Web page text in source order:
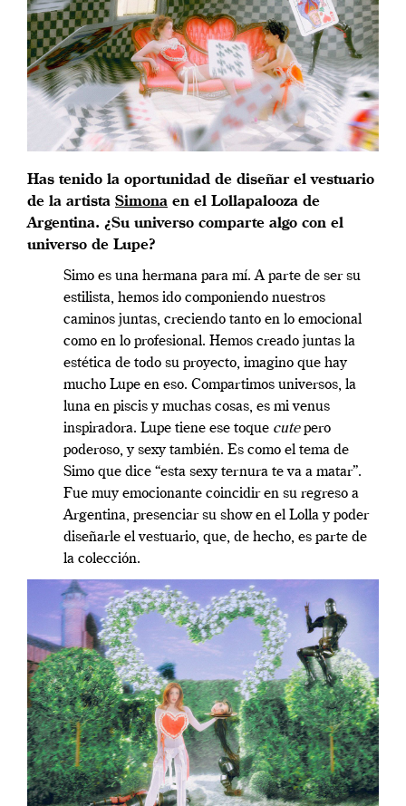
Has tenido la oportunidad de diseñar el vestuario
de la artista Simona en el Lollapalooza de
Argentina. ¿Su universo comparte algo con el
universo de Lupe?
Simo es una hermana para mí. A parte de ser su
estilista, hemos ido componiendo nuestros
caminos juntas, creciendo tanto en lo emocional
como en lo profesional. Hemos creado juntas la
estética de todo su proyecto, imagino que hay
mucho Lupe en eso. Compartimos universos, la
luna en piscis y muchas cosas, es mi venus
inspiradora. Lupe tiene ese toque cutepero
poderoso, y sexy también. Es como el tema de
Simo que dice “esta sexy ternura te va a matar”.
Fue muy emocionante coincidir en su regreso a
Argentina, presenciar su show en el Lolla y poder
diseñarle el vestuario, que, de hecho, es parte de
la colección.